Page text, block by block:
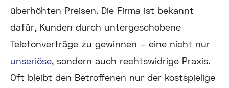
überhöhten Preisen. Die Firma ist bekannt
dafür, Kunden durch untergeschobene
Telefonverträge zu gewinnen – eine nicht nur
unseriöse, sondern auch rechtswidrige Praxis.
Oft bleibt den Betroffenen nur der kostspielige